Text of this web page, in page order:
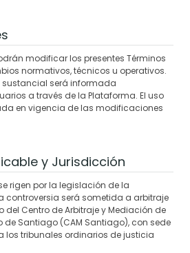
modificar los presentes Términos
normativos, técnicos u operativos.
será informada
a través de la Plataforma. El uso
en vigencia de las modificaciones
y Jurisdicción
rigen por la legislación de la
controversia será sometida a arbitraje
del Centro de Arbitraje y Mediación de
Santiago (CAM Santiago), con sede
los tribunales ordinarios de justicia